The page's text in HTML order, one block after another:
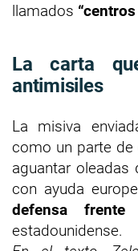
llamados
La carta
antimisiles
La misiva
como un parte de
aguantar
con ayuda
defensa
estadounidense.